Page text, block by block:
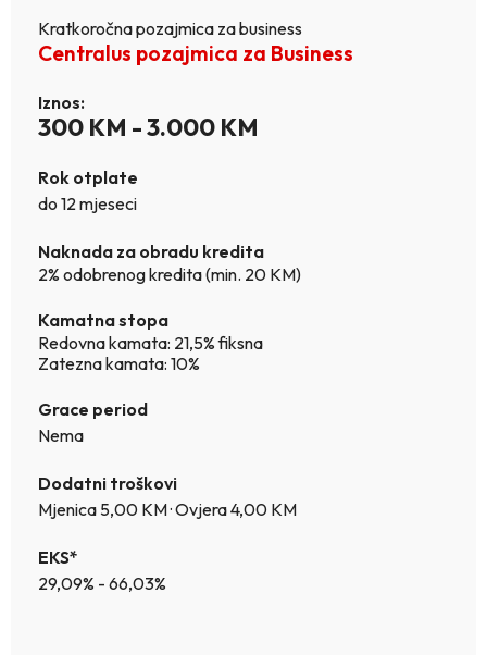
Kratkoročna pozajmica za business
Centralus pozajmica za Business
Iznos:
300 KM - 3.000 KM
Rok otplate
do 12 mjeseci
Naknada za obradu kredita
2% odobrenog kredita (min. 20 KM)
Kamatna stopa
Redovna kamata: 21,5% fiksna
Zatezna kamata: 10%
Grace period
Nema
Dodatni troškovi
Mjenica 5,00 KM · Ovjera 4,00 KM
EKS*
29,09% - 66,03%